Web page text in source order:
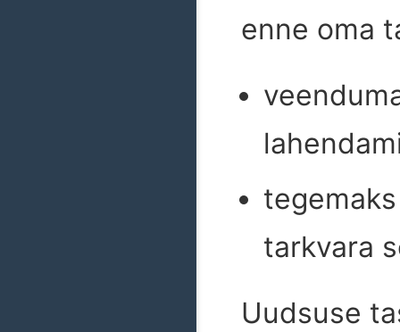
enne oma
tarkvara
Uudsuse